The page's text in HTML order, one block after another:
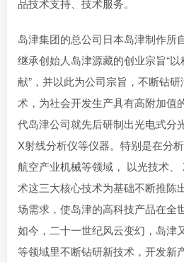
品技术支持、技术服务。
岛津集团的总公司日本岛津制作所
继承创始人岛津源藏的创业宗旨“
献”，并以此为公司宗旨，不断钻
术，为社会开发生产具有高附加值
代岛津公司就先后研制出光电式分
X射线分析仪等仪器。特别是在分
航空产业机械等领域， 以光技术
术这三大核心技术为基础不断推陈
场需求，使岛津的高科技产品在全
如今，二十一世纪风云变幻，岛津
等领域里不断钻研新技术，开发新